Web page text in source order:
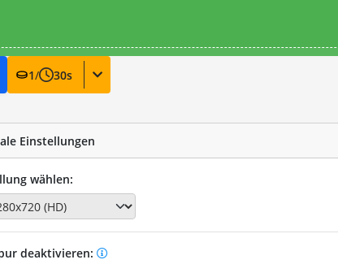
1/ 30s
Einstellungen
wählen:
deaktivieren: